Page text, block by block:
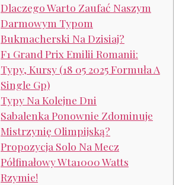
Dlaczego Warto Zaufać Naszym
Darmowym Typom
Bukmacherski Na Dzisiaj?
F1 Grand Prix Emilii Romanii:
Typy, Kursy (18 05 2025 Formuła A
Single Gp)
Typy Na Kolejne Dni
Sabalenka Ponownie Zdominuje
Mistrzynię Olimpijską?
Propozycja Solo Na Mecz
Półfinałowy Wta1000 Watts
Rzymie!